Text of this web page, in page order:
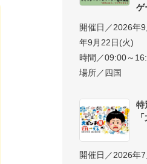
ゲ
開催日／2026年
年9月22日(火)
時間／09:00～
場所／四国
特
開催日／2026年